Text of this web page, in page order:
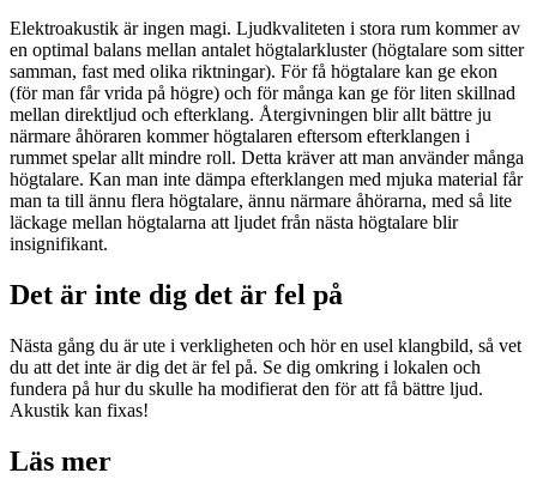
Elektroakustik är ingen magi. Ljudkvaliteten i stora rum kommer av
en optimal balans mellan antalet högtalarkluster (högtalare som sitter
samman, fast med olika riktningar). För få högtalare kan ge ekon
(för man får vrida på högre) och för många kan ge för liten skillnad
mellan direktljud och efterklang. Återgivningen blir allt bättre ju
närmare åhöraren kommer högtalaren eftersom efterklangen i
rummet spelar allt mindre roll. Detta kräver att man använder många
högtalare. Kan man inte dämpa efterklangen med mjuka material får
man ta till ännu flera högtalare, ännu närmare åhörarna, med så lite
läckage mellan högtalarna att ljudet från nästa högtalare blir
insignifikant.
Det är inte dig det är fel på
Nästa gång du är ute i verkligheten och hör en usel klangbild, så vet
du att det inte är dig det är fel på. Se dig omkring i lokalen och
fundera på hur du skulle ha modifierat den för att få bättre ljud.
Akustik kan fixas!
Läs mer